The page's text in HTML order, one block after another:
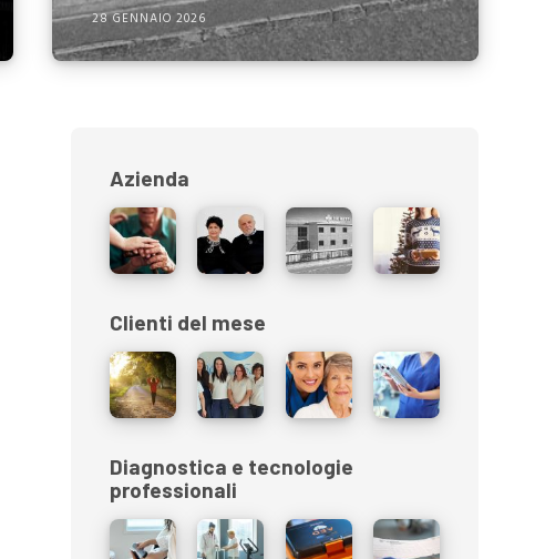
28 GENNAIO 2026
Azienda
Clienti del mese
Diagnostica e tecnologie
professionali